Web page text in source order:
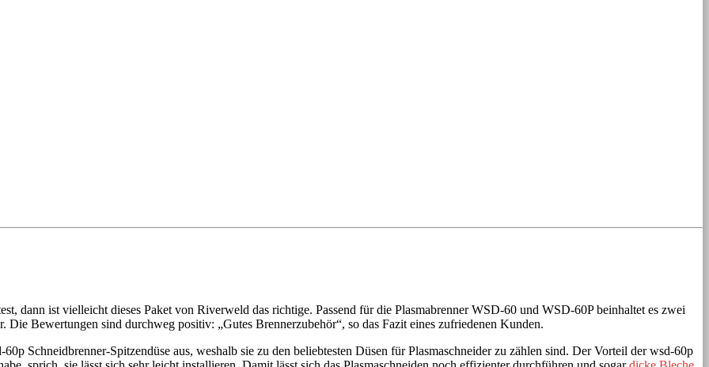
dann ist vielleicht dieses Paket von Riverweld das richtige. Passend für die Plasmabrenner WSD-60 und WSD-60P beinhaltet es zwei
Die Bewertungen sind durchweg positiv: „Gutes Brennerzubehör“, so das Fazit eines zufriedenen Kunden.
Schneidbrenner-Spitzendüse aus, weshalb sie zu den beliebtesten Düsen für Plasmaschneider zu zählen sind. Der Vorteil der wsd-60p